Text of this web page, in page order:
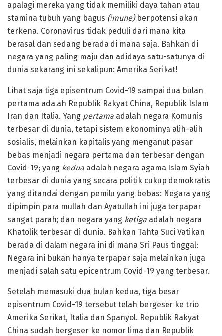
apalagi mereka yang tidak memiliki daya tahan atau
stamina tubuh yang bagus (imune)berpotensi akan
terkena. Coronavirus tidak peduli dari mana kita
berasal dan sedang berada di mana saja. Bahkan di
negara yang paling maju dan adidaya satu-satunya di
dunia sekarang ini sekalipun: Amerika Serikat!
Lihat saja tiga episentrum Covid-19 sampai dua bulan
pertama adalah Republik Rakyat China, Republik Islam
Iran dan Italia. Yang pertama adalah negara Komunis
terbesar di dunia, tetapi sistem ekonominya alih-alih
sosialis, melainkan kapitalis yang menganut pasar
bebas menjadi negara pertama dan terbesar dengan
Covid-19; yang kedua adalah negara agama Islam Syiah
terbesar di dunia yang secara politik cukup demokratis
yang ditandai dengan pemilu yang bebas: Negara yang
dipimpin para mullah dan Ayatullah ini juga terpapar
sangat parah; dan negara yang ketiga adalah negara
Khatolik terbesar di dunia. Bahkan Tahta Suci Vatikan
berada di dalam negara ini di mana Sri Paus tinggal:
Negara ini bukan hanya terpapar saja melainkan juga
menjadi salah satu epicentrum Covid-19 yang terbesar.
Setelah memasuki dua bulan kedua, tiga besar
episentrum Covid-19 tersebut telah bergeser ke trio
Amerika Serikat, Italia dan Spanyol. Republik Rakyat
China sudah bergeser ke nomor lima dan Republik